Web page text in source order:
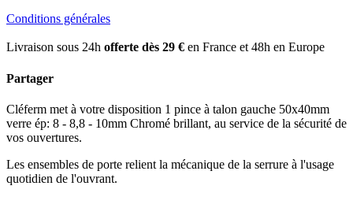
Conditions générales
Livraison sous 24h offerte dès 29 € en France et 48h en Europe
Partager
Cléferm met à votre disposition 1 pince à talon gauche 50x40mm
verre ép: 8 - 8,8 - 10mm Chromé brillant, au service de la sécurité de
vos ouvertures.
Les ensembles de porte relient la mécanique de la serrure à l'usage
quotidien de l'ouvrant.